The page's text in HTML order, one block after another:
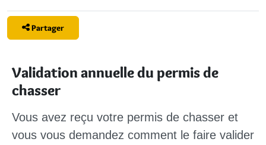
Partager
Validation annuelle du permis de
chasser
Vous avez reçu votre permis de chasser et
vous vous demandez comment le faire valider